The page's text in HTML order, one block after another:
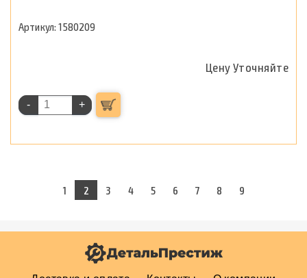
1580209
Цену Уточняйте
- +
1 2 3 4 5 6 7 8 9